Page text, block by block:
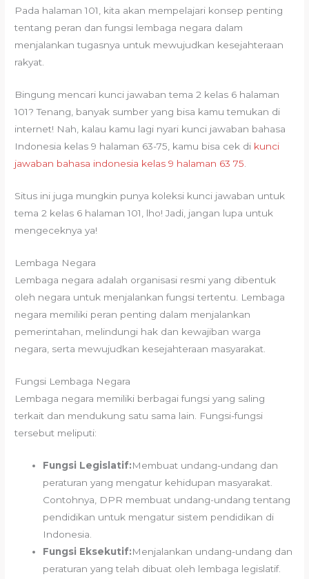
Pada halaman 101, kita akan mempelajari konsep penting
tentang peran dan fungsi lembaga negara dalam
menjalankan tugasnya untuk mewujudkan kesejahteraan
rakyat.
Bingung mencari kunci jawaban tema 2 kelas 6 halaman
101? Tenang, banyak sumber yang bisa kamu temukan di
internet! Nah, kalau kamu lagi nyari kunci jawaban bahasa
Indonesia kelas 9 halaman 63-75, kamu bisa cek di kunci
jawaban bahasa indonesia kelas 9 halaman 63 75
Situs ini juga mungkin punya koleksi kunci jawaban untuk
tema 2 kelas 6 halaman 101, lho! Jadi, jangan lupa untuk
mengeceknya ya!
Lembaga Negara
Lembaga negara adalah organisasi resmi yang dibentuk
oleh negara untuk menjalankan fungsi tertentu. Lembaga
negara memiliki peran penting dalam menjalankan
pemerintahan, melindungi hak dan kewajiban warga
negara, serta mewujudkan kesejahteraan masyarakat.
Fungsi Lembaga Negara
Lembaga negara memiliki berbagai fungsi yang saling
terkait dan mendukung satu sama lain. Fungsi-fungsi
tersebut meliputi:
Fungsi Legislatif:Membuat undang-undang dan
peraturan yang mengatur kehidupan masyarakat.
Contohnya, DPR membuat undang-undang tentang
pendidikan untuk mengatur sistem pendidikan di
Indonesia.
Fungsi Eksekutif:Menjalankan undang-undang dan
peraturan yang telah dibuat oleh lembaga legislatif.